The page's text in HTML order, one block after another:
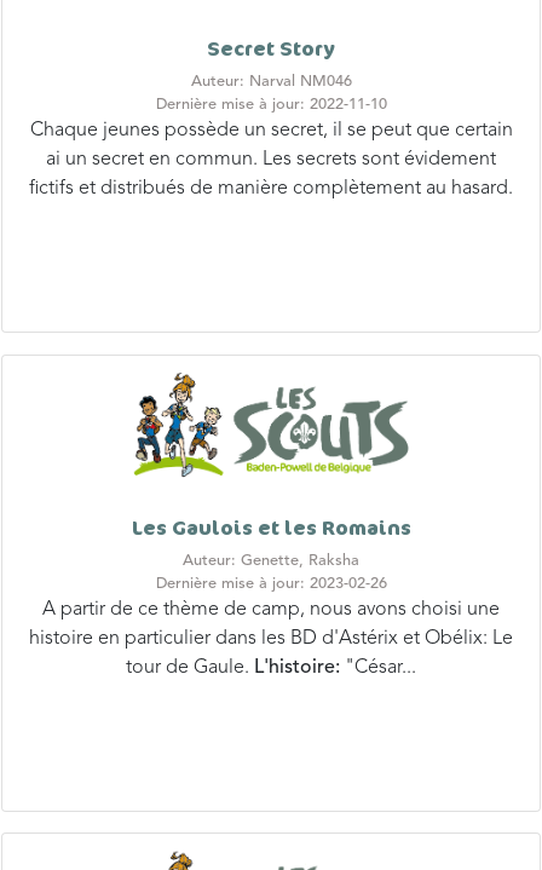
Secret Story
Auteur: Narval NM046
Dernière mise à jour: 2022-11-10
Chaque jeunes possède un secret, il se peut que certain
ai un secret en commun. Les secrets sont évidement
fictifs et distribués de manière complètement au hasard.
Les Gaulois et les Romains
Auteur: Genette, Raksha
Dernière mise à jour: 2023-02-26
A partir de ce thème de camp, nous avons choisi une
histoire en particulier dans les BD d'Astérix et Obélix: Le
tour de Gaule. L'histoire: "César...